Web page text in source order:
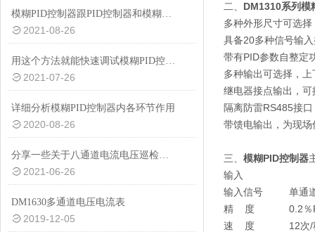
模糊PID控制器跟PID控制器和模糊控制器之间有什么区别？
2021-08-26
用这个方法就能快速调试模糊PID控制器
2021-07-26
详细分析模糊PID控制器内各环节作用
2020-08-26
分享一些关于八通道电流电压巡检仪的按键功能
2021-06-26
DM1630多通道电压电流表
2019-12-05
二、 DM1310系列模
多种外形尺寸可选
具备20多种信号输
带有PID参数自整定
多种输出可选择，
继电器接点输出，
隔离防雷RS485接
带馈电输出，为现
三、 模糊PID控制器
输入
输入信号
单通
精 度
0.2
速 度
12次/